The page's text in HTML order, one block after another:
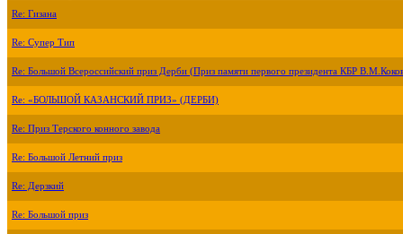
Re: Гизана
Re: Супер Тип
Re: Большой Всероссийский приз Дерби (Приз памяти первого президента КБР
Re: «БОЛЬШОЙ КАЗАНСКИЙ ПРИЗ» (ДЕРБИ)
Re: Приз Терского конного завода
Re: Большой Летний приз
Re: Дерзкий
Re: Большой приз